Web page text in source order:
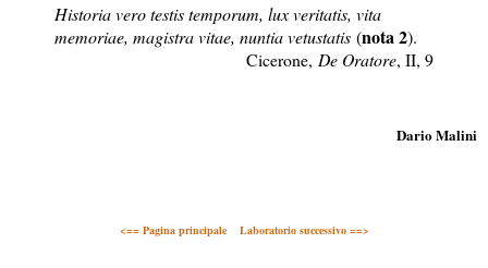
Historia vero testis temporum, lux veritatis, vita
memoriae, magistra vitae, nuntia vetustatis (nota 2).
Cicerone, De Oratore, II, 9
Dario Malini
<== Pagina principale Laboratorio successivo ==>